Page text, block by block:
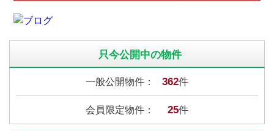
只今公開中の物件
一般公開物件： 362件
会員限定物件： 25件